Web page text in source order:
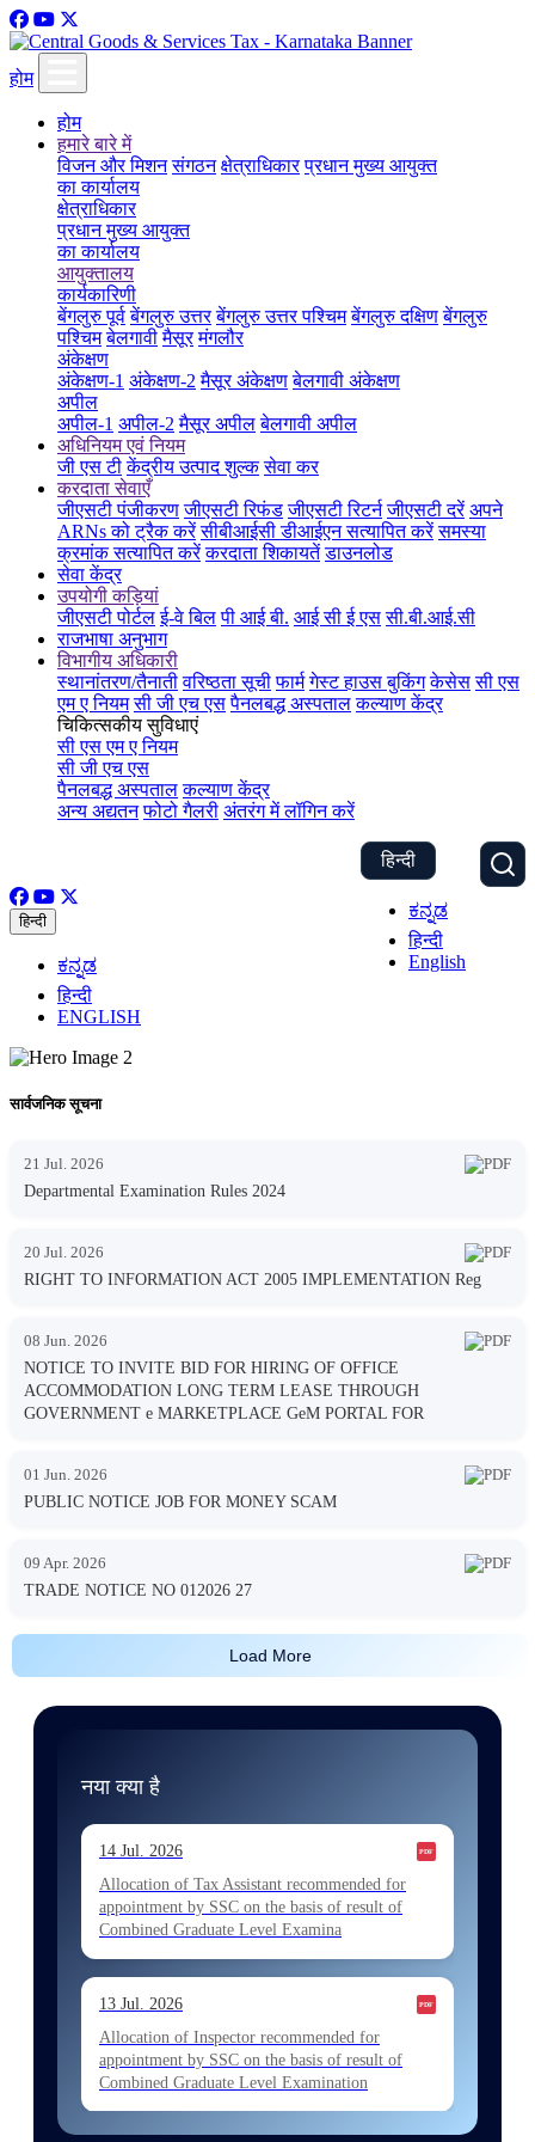
होम
होम
हमारे बारे में
विजन और मिशन संगठन क्षेत्राधिकार प्रधान मुख्य आयुक्त
का कार्यालय
क्षेत्राधिकार
प्रधान मुख्य आयुक्त
का कार्यालय
आयुक्तालय
कार्यकारिणी
बेंगलुरु पूर्व बेंगलुरु उत्तर बेंगलुरु उत्तर पश्चिम बेंगलुरु दक्षिण बेंगलुरु
पश्चिम बेलगावी मैसूर मंगलौर
अंकेक्षण
अंकेक्षण-1 अंकेक्षण-2 मैसूर अंकेक्षण बेलगावी अंकेक्षण
अपील
अपील-1 अपील-2 मैसूर अपील बेलगावी अपील
अधिनियम एवं नियम
जी एस टी केंद्रीय उत्पाद शुल्क सेवा कर
करदाता सेवाएँ
जीएसटी पंजीकरण जीएसटी रिफंड जीएसटी रिटर्न जीएसटी दरें अपने
ARNs को ट्रैक करें सीबीआईसी डीआईएन सत्यापित करें समस्या
क्रमांक सत्यापित करें करदाता शिकायतें डाउनलोड
सेवा केंद्र
उपयोगी कड़ियां
जीएसटी पोर्टल ई-वे बिल पी आई बी. आई सी ई एस सी.बी.आई.सी
राजभाषा अनुभाग
विभागीय अधिकारी
स्थानांतरण/तैनाती वरिष्ठता सूची फार्म गेस्ट हाउस बुकिंग केसेस सी एस
एम ए नियम सी जी एच एस पैनलबद्ध अस्पताल कल्याण केंद्र
चिकित्सकीय सुविधाएं
सी एस एम ए नियम
सी जी एच एस
पैनलबद्ध अस्पताल कल्याण केंद्र
अन्य अद्यतन फोटो गैलरी अंतरंग में लॉगिन करें
हिन्दी
ಕನ್ನಡ
हिन्दी
English
हिन्दी
ಕನ್ನಡ
हिन्दी
ENGLISH
सार्वजनिक सूचना
21 Jul. 2026
Departmental Examination Rules 2024
20 Jul. 2026
RIGHT TO INFORMATION ACT 2005 IMPLEMENTATION Reg
08 Jun. 2026
NOTICE TO INVITE BID FOR HIRING OF OFFICE
ACCOMMODATION LONG TERM LEASE THROUGH
GOVERNMENT e MARKETPLACE GeM PORTAL FOR
01 Jun. 2026
PUBLIC NOTICE JOB FOR MONEY SCAM
09 Apr. 2026
TRADE NOTICE NO 012026 27
Load More
नया क्या है
14 Jul. 2026
Allocation of Tax Assistant recommended for
appointment by SSC on the basis of result of
Combined Graduate Level Examina
13 Jul. 2026
Allocation of Inspector recommended for
appointment by SSC on the basis of result of
Combined Graduate Level Examination